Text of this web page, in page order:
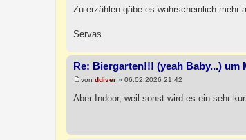
Zu erzählen gäbe es wahrscheinlich mehr
Servas
Re: Biergarten!!! (yeah Baby...) um
i
g
von ddiver » 06.02.2026 21:42
Aber Indoor, weil sonst wird es ein sehr